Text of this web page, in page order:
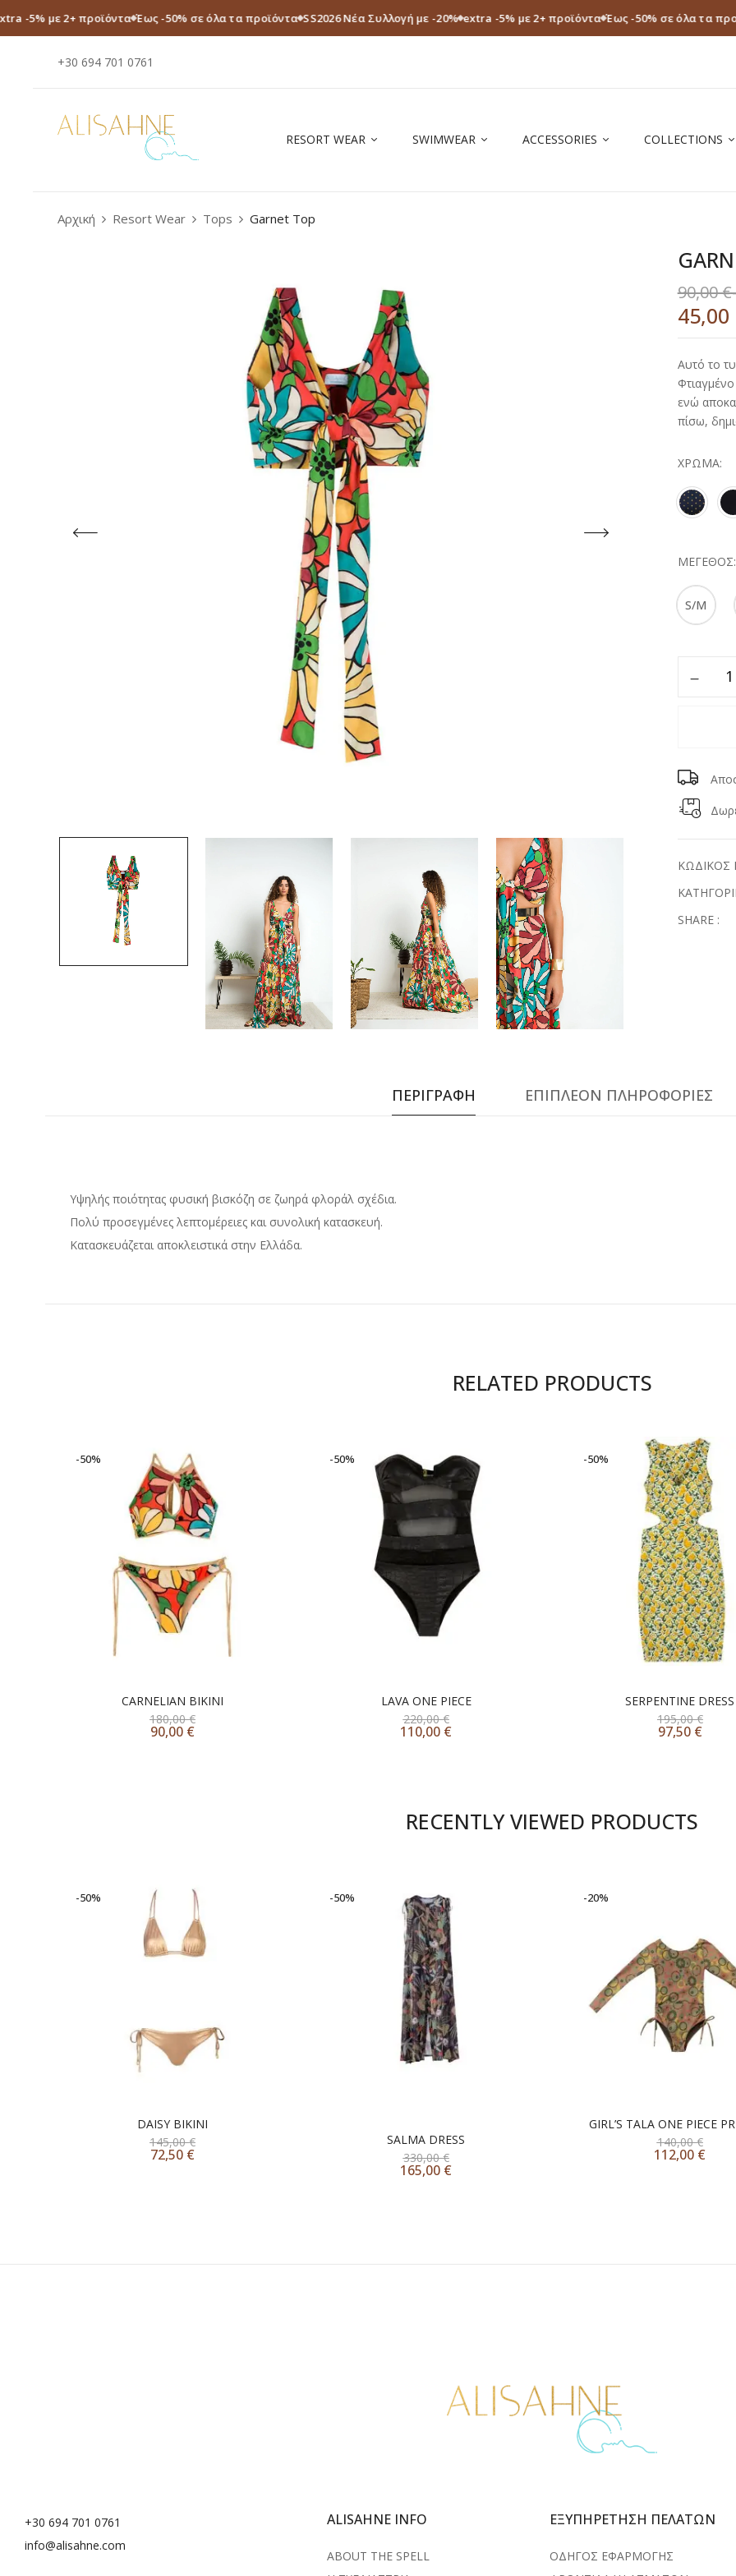
-5% με 2+ προϊόντα Έως -50% σε όλα τα προϊόντα SS2026 Νέα Συλλογή με -20% extra -5% με 2+ προϊόντα Έως -50% σε όλα τα
+30 694 701 0761
RESORT WEAR SWIMWEAR ACCESSORIES COLLECTIONS
Αρχική Resort Wear Tops Garnet Top
90,00€
45,00
Αυτό το
ενώ
πίσω,
ΧΡΏΜΑ
ΜΈΓΕΘΟΣ
S/M
ΚΩΔΙΚΟΣ
SHARE :
ΠΕΡΙΓΡΑΦΗ ΕΠΙΠΛΕΟΝ ΠΛΗΡΟΦΟΡΙΕΣ
Υψηλής ποιότητας φυσική βισκόζη σε ζωηρά φλοράλ σχέδια.
Πολύ προσεγμένες λεπτομέρειες και συνολική κατασκευή.
Κατασκευάζεται αποκλειστικά στην Ελλάδα.
RELATED PRODUCTS
-50%
CARNELIAN BIKINI
180,00€
90,00 €
-50%
LAVA ONE PIECE
220,00€
110,00 €
-50%
SERPENTINE DRESS
195,00€
97,50 €
RECENTLY VIEWED PRODUCTS
-50%
DAISY BIKINI
145,00€
72,50 €
-50%
SALMA DRESS
330,00€
165,00 €
-20%
GIRL’S TALA ONE PIECE
140,00€
112,00 €
+30 694 701 0761
info@alisahne.com
ALISAHNE INFO
ABOUT THE SPELL
ΕΞΥΠΗΡΕΤΗΣΗ ΠΕΛΑΤΩΝ
ΟΔΗΓΟΣ ΕΦΑΡΜΟΓΗΣ